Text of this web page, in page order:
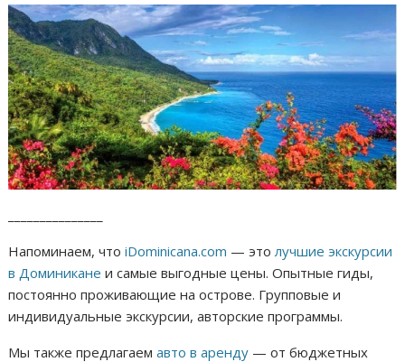
Напоминаем, что iDominicana.com — это лучшие экскурсии
в Доминикане и самые выгодные цены. Опытные гиды,
постоянно проживающие на острове. Групповые и
индивидуальные экскурсии, авторские программы.
Мы также предлагаемавто в аренду — от бюджетных